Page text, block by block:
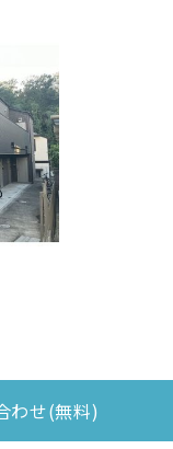
わせ(無料)